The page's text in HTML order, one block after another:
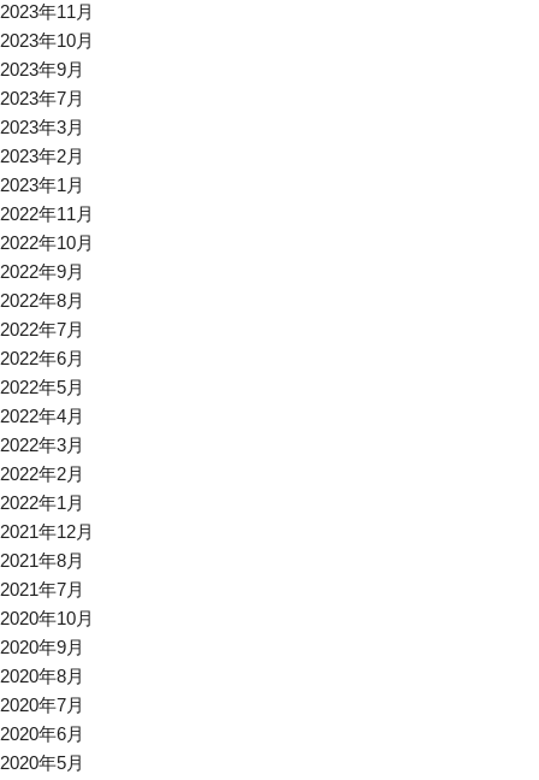
2023年11月
2023年10月
2023年9月
2023年7月
2023年3月
2023年2月
2023年1月
2022年11月
2022年10月
2022年9月
2022年8月
2022年7月
2022年6月
2022年5月
2022年4月
2022年3月
2022年2月
2022年1月
2021年12月
2021年8月
2021年7月
2020年10月
2020年9月
2020年8月
2020年7月
2020年6月
2020年5月